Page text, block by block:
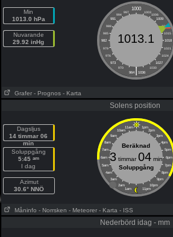
Min
1013.0 hPa
Nuvarande
29.92 inHg
1000
997 1003
994
1006
991
1009
988
1012
985
1015
982
1018
979
1021
976
1024
973
1027
970
1030
|
964 1036
1013.1
Grafer - Prognos - Karta
Solens position
Dagsljus
14 timmar 06
min
Soluppgång
5:45 am
I dag
Azimut
30.6° NNÖ
11am 1pm
10am 2pm
9am 3pm
8am 4pm
7am 5pm
6am 6pm
5am 7pm
4am 8pm
3am 9pm
2am 10pm
1am 11pm
Beräknad
3timmar 04min
Soluppgång
Måninfo - Norrsken - Meteorer - Karta - ISS
Nederbörd idag - mm